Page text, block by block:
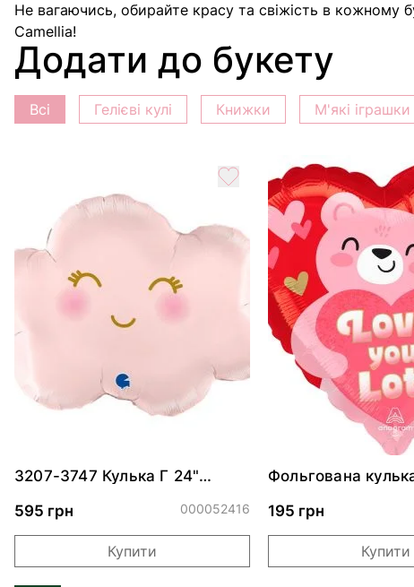
Не вагаючись, обирайте красу та свіжість в кожному
Camellia!
Додати до букету
Всі Гелієві кулі Книжки М'які іграшки
3207-3747 Кулька Г 24"
595 грн
000052416
Купити
Фольгована
обіймами"
195 грн
Купити